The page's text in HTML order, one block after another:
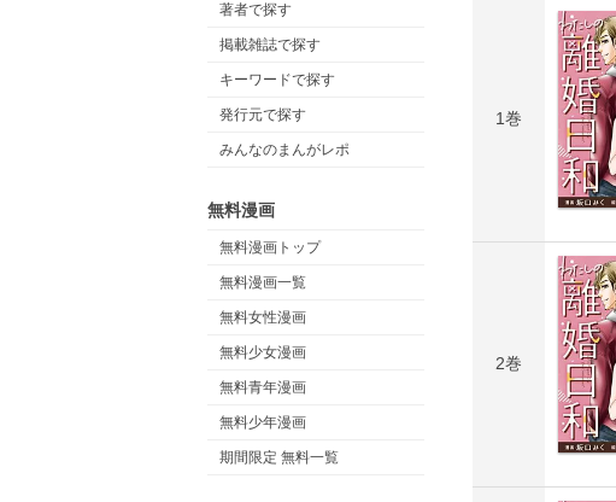
著者で探す
掲載雑誌で探す
キーワードで探す
発行元で探す
みんなのまんがレポ
無料漫画
無料漫画トップ
無料漫画一覧
無料女性漫画
無料少女漫画
無料青年漫画
無料少年漫画
期間限定 無料一覧
1巻
2巻